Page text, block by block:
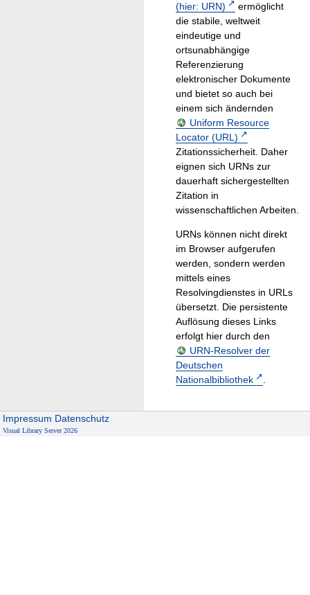
(hier: URN)
ermöglicht
die stabile, weltweit
eindeutige und
ortsunabhängige
Referenzierung
elektronischer Dokumente
und bietet so auch bei
einem sich ändernden
Uniform Resource
Locator (URL)
Zitationssicherheit. Daher
eignen sich URNs zur
dauerhaft sichergestellten
Zitation in
wissenschaftlichen Arbeiten.
URNs können nicht direkt
im Browser aufgerufen
werden, sondern werden
mittels eines
Resolvingdienstes in URLs
übersetzt. Die persistente
Auflösung dieses Links
erfolgt hier durch den
URN-Resolver der
Deutschen
Nationalbibliothek
.
Impressum Datenschutz
Visual Library Server 2026